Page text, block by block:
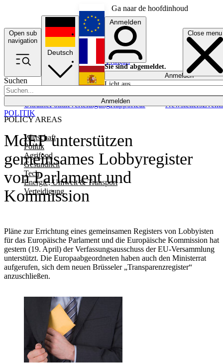
Ga naar de hoofdinhoud
Open sub
navigation
Close menu
Suchen
Anmelden
POLICY AREAS
Wirtschaft
Politik
Agrifood
Gesundheit
Tech
Energie, Umwelt & Transport
Verteidigung
UkrainePolitikVerteidigungRapporteur NewslettersEvents
Deutsch
English
Français
Anmelden
Sie sind abgemeldet.
Anmelden
Licht aus
MdEP unterstützen
gemeinsames Lobbyregister
von Parlament und
Kommission
Pläne zur Errichtung eines gemeinsamen Registers von Lobbyisten
für das Europäische Parlament und die Europäische Kommission hat
gestern (19. April) der Verfassungsausschuss der EU-Versammlung
unterstützt. Die Europaabgeordneten haben auch den Ministerrat
aufgerufen, sich dem neuen Brüsseler „Transparenzregister“
anzuschließen.
POLITIK